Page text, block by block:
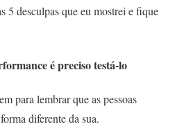
5 desculpas que eu mostrei e fique
é preciso testá-lo
para lembrar que as pessoas
diferente da sua.